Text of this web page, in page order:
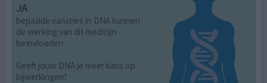
JA
bepaalde variaties in DNA kunnen
de werking van dit medicijn
beïnvloeden.
Geeft jouw DNA je meer kans op
bijwerkingen?